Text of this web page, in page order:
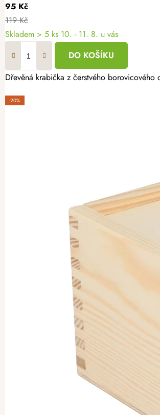
95 Kč
119 Kč
Skladem > 5 ks 10. - 11. 8. u vás
DO KOŠÍKU
Dřevěná krabička z čerstvého
-20%